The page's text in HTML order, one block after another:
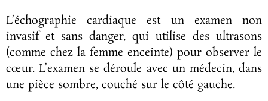
L’échographie cardiaque est un examen non
invasif et sans danger, qui utilise des ultrasons
(comme chez la femme enceinte) pour observer le
cœur. L’examen se déroule avec un médecin, dans
une pièce sombre, couché sur le côté gauche.